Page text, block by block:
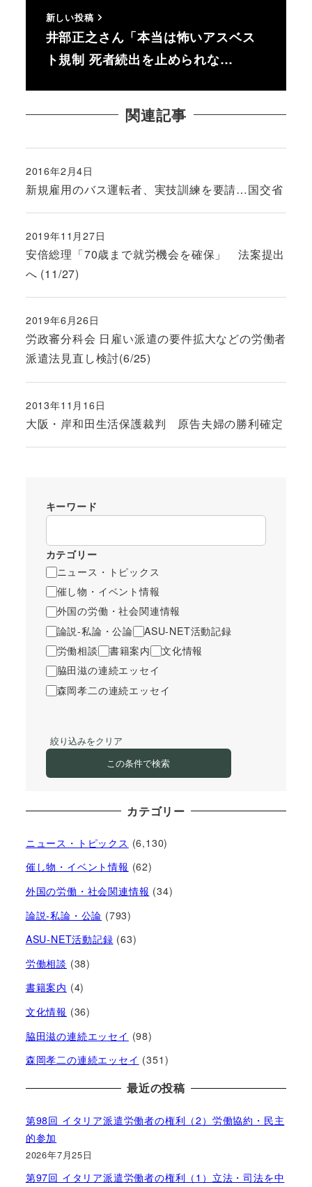
新しい投稿
井部正之さん「本当は怖いアスベス
ト規制 死者続出を止められな…
関連記事
新規雇用のバス運転者、実技訓練を要請…国交省
投稿日
2016年2月4日
安倍総理「70歳まで就労機会を確保」 法案提出
へ (11/27)
投稿日
2019年11月27日
労政審分科会 日雇い派遣の要件拡大などの労働者
派遣法見直し検討(6/25)
投稿日
2019年6月26日
大阪・岸和田生活保護裁判 原告夫婦の勝利確定
投稿日
2013年11月16日
キーワード
カテゴリー
ニュース・トピックス
催し物・イベント情報
外国の労働・社会関連情報
論説-私論・公論
ASU-NET活動記録
労働相談
書籍案内
文化情報
脇田滋の連続エッセイ
森岡孝二の連続エッセイ
絞り込みをクリア
この条件で検索
カテゴリー
ニュース・トピックス (6,130)
催し物・イベント情報 (62)
外国の労働・社会関連情報 (34)
論説-私論・公論 (793)
ASU-NET活動記録 (63)
労働相談 (38)
書籍案内 (4)
文化情報 (36)
脇田滋の連続エッセイ (98)
森岡孝二の連続エッセイ (351)
最近の投稿
第98回 イタリア派遣労働者の権利（2）労働協約・民主
的参加
2026年7月25日
第97回 イタリア派遣労働者の権利（1）立法・司法を中